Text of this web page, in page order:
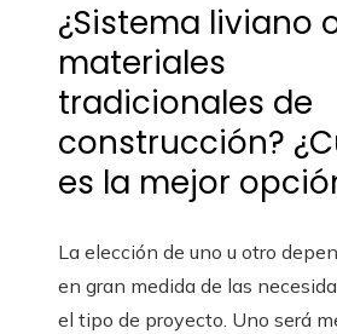
¿Sistema liviano
materiales
tradicionales de
construcción?
es la mejor
La elección de uno u otro
en gran medida de las
el tipo de proyecto. Uno será